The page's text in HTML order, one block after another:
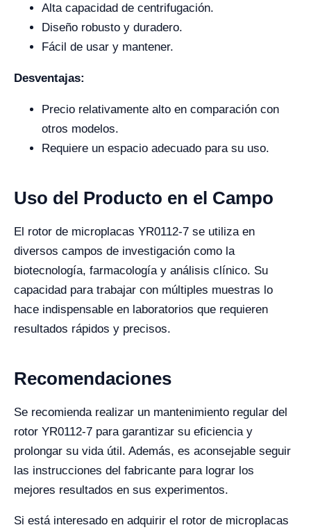
Alta capacidad de centrifugación.
Diseño robusto y duradero.
Fácil de usar y mantener.
Desventajas:
Precio relativamente alto en comparación con
otros modelos.
Requiere un espacio adecuado para su uso.
Uso del Producto en el Campo
El rotor de microplacas YR0112-7 se utiliza en
diversos campos de investigación como la
biotecnología, farmacología y análisis clínico. Su
capacidad para trabajar con múltiples muestras lo
hace indispensable en laboratorios que requieren
resultados rápidos y precisos.
Recomendaciones
Se recomienda realizar un mantenimiento regular del
rotor YR0112-7 para garantizar su eficiencia y
prolongar su vida útil. Además, es aconsejable seguir
las instrucciones del fabricante para lograr los
mejores resultados en sus experimentos.
Si está interesado en adquirir el rotor de microplacas